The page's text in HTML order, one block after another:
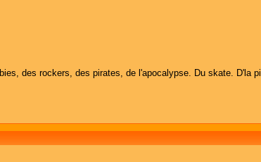
des rockers, des pirates, de l'apocalypse. Du skate. D'la